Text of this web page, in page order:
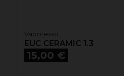
Vaporesso
EUC CERAMIC 1.3
Prix
15,00 €